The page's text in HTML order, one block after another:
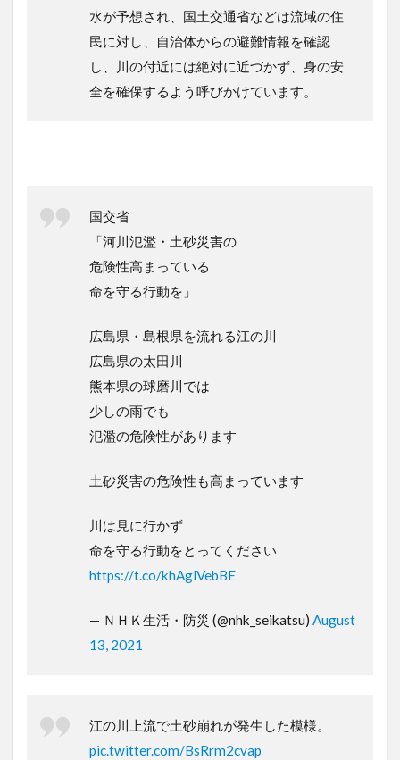
水が予想され、国土交通省などは流域の住
民に対し、自治体からの避難情報を確認
し、川の付近には絶対に近づかず、身の安
全を確保するよう呼びかけています。
国交省
「河川氾濫・土砂災害の
危険性高まっている
命を守る行動を」
広島県・島根県を流れる江の川
広島県の太田川
熊本県の球磨川では
少しの雨でも
氾濫の危険性があります
土砂災害の危険性も高まっています
川は見に行かず
命を守る行動をとってください
https://t.co/khAglVebBE
— ＮＨＫ生活・防災 (@nhk_seikatsu) August
13, 2021
江の川上流で土砂崩れが発生した模様。
pic.twitter.com/BsRrm2cvap